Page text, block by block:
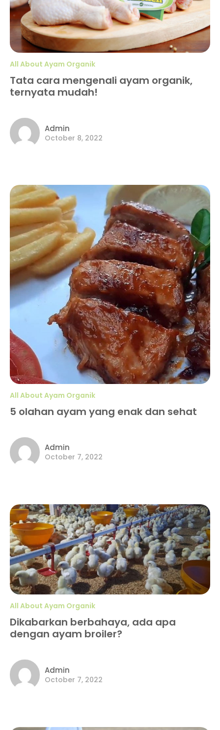
All About Ayam Organik
Tata cara mengenali ayam organik,
ternyata mudah!
Admin
October 8, 2022
All About Ayam Organik
5 olahan ayam yang enak dan sehat
Admin
October 7, 2022
All About Ayam Organik
Dikabarkan berbahaya, ada apa
dengan ayam broiler?
Admin
October 7, 2022